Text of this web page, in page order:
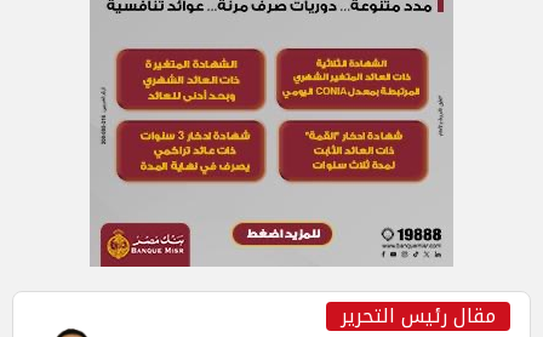
مقال رئيس التحرير